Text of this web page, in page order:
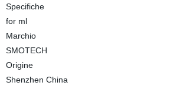
Specifiche
for ml
Marchio
SMOTECH
Origine
Shenzhen China